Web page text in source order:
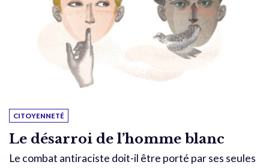
CITOYENNETÉ
Le désarroi de l’homme blanc
Le combat antiraciste doit-il être porté par ses seules